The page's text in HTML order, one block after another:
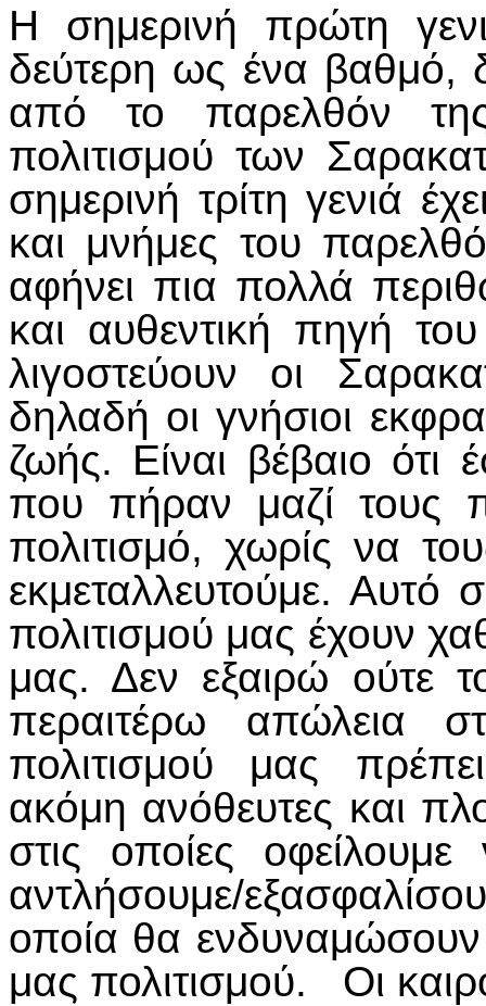
Η σημερινή πρώτη
δεύτερη ως ένα βαθμό,
από το παρελθόν
πολιτισμού των
σημερινή τρίτη γενιά
και μνήμες του
αφήνει πια πολλά
και αυθεντική πηγή
λιγοστεύουν οι
δηλαδή οι γνήσιοι
ζωής. Είναι βέβαιο ότι
που πήραν μαζί τους
πολιτισμό, χωρίς να
εκμεταλλευτούμε. Αυτό
πολιτισμού μας έχουν
μας. Δεν εξαιρώ ούτε
περαιτέρω απώλεια
πολιτισμού μας
ακόμη ανόθευτες και
στις οποίες
αντλήσουμε/
οποία θα
μας πολιτισμού. Οι